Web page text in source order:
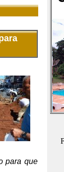
para que